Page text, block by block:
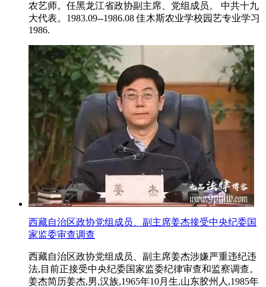
农艺师。任黑龙江省政协副主席、党组成员。 中共十九
大代表。1983.09--1986.08 佳木斯农业学校园艺专业学习
1986.
西藏自治区政协党组成员、副主席姜杰接受中央纪委国
家监委审查调查
西藏自治区政协党组成员、副主席姜杰涉嫌严重违纪违
法,目前正接受中央纪委国家监委纪律审查和监察调查。
姜杰简历姜杰,男,汉族,1965年10月生,山东胶州人,1985年